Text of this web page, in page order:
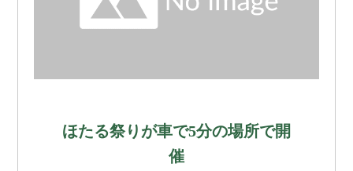
ほたる祭りが車で5分の場所で開
催